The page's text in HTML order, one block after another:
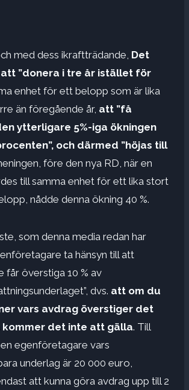
med dess ikraftträdande, Det
”donera i tre år istället för
enhet för ett belopp som är lika
än föregående år, att ”få
ytterligare 5%-iga ökningen
och därmed ”höjas till
före den nya RD, när en
till samma enhet för ett lika stort
nådde denna ökning 40 %.
som denna media redan har
ta hänsyn till att
får överstiga 10 % av
dvs. att om du
vars avdrag överstiger det
det inte att gälla. Till
egenföretagare vars
underlag är 20 000 euro,
att kunna göra avdrag upp till 2